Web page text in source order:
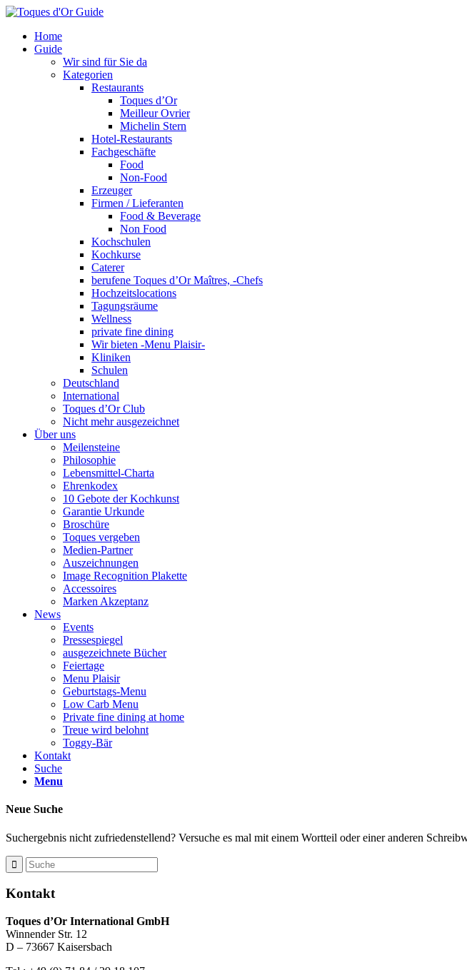
Home
Guide
Wir sind für Sie da
Kategorien
Restaurants
Toques d’Or
Meilleur Ovrier
Michelin Stern
Hotel-Restaurants
Fachgeschäfte
Food
Non-Food
Erzeuger
Firmen / Lieferanten
Food & Beverage
Non Food
Kochschulen
Kochkurse
Caterer
berufene Toques d’Or Maîtres, -Chefs
Hochzeitslocations
Tagungsräume
Wellness
private fine dining
Wir bieten -Menu Plaisir-
Kliniken
Schulen
Deutschland
International
Toques d’Or Club
Nicht mehr ausgezeichnet
Über uns
Meilensteine
Philosophie
Lebensmittel-Charta
Ehrenkodex
10 Gebote der Kochkunst
Garantie Urkunde
Broschüre
Toques vergeben
Medien-Partner
Auszeichnungen
Image Recognition Plakette
Accessoires
Marken Akzeptanz
News
Events
Pressespiegel
ausgezeichnete Bücher
Feiertage
Menu Plaisir
Geburtstags-Menu
Low Carb Menu
Private fine dining at home
Treue wird belohnt
Toggy-Bär
Kontakt
Suche
Menu
Neue Suche
Suchergebnis nicht zufriedenstellend? Versuche es mal mit einem Wortteil oder einer anderen
Kontakt
Toques d’Or International GmbH
Winnender Str. 12
D – 73667 Kaisersbach